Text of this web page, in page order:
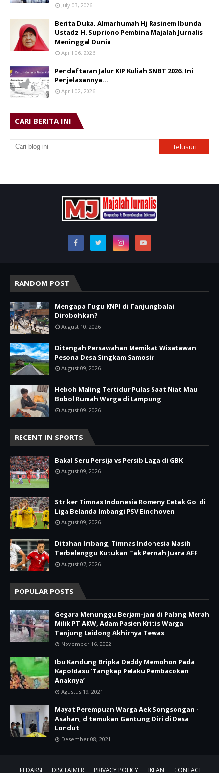
July 03, 2026
Berita Duka, Almarhumah Hj Rasinem Ibunda
Ustadz H. Supriono Pembina Majalah Jurnalis
Meninggal Dunia
April 06, 2026
Pendaftaran Jalur KIP Kuliah SNBT 2026. Ini
Penjelasannya…
April 02, 2026
CARI BERITA INI
RANDOM POST
Mengapa Tugu KNPI di Tanjungbalai
Dirobohkan?
August 10, 2026
Ditengah Persawahan Memikat Wisatawan
Pesona Desa Singkam Samosir
August 09, 2026
Heboh Maling Tertidur Pulas Saat Niat Mau
Bobol Rumah Warga di Lampung
August 09, 2026
RECENT IN SPORTS
Bakal Seru Persija vs Persib Laga di GBK
August 09, 2026
Striker Timnas Indonesia Romeny Cetak Gol di
Liga Belanda Imbangi PSV Eindhoven
August 09, 2026
Ditahan Imbang, Timnas Indonesia Masih
Terbelenggu Kutukan Tak Pernah Juara AFF
August 07, 2026
POPULAR POSTS
Gegara Menunggu Berjam-jam di Palang Merah
Milik PT AKW, Adam Pasien Kritis Warga
Tanjung Leidong Akhirnya Tewas
November 16, 2022
Ibu Kandung Bripka Deddy Memohon Pada
Kapoldasu ‘Tangkap Pelaku Pembacokan
Anaknya’
Agustus 19, 2021
Mayat Perempuan Warga Aek Songsongan -
Asahan, ditemukan Gantung Diri di Desa
Londut
Desember 08, 2021
REDAKSI DISCLAIMER PRIVACY POLICY IKLAN CONTACT